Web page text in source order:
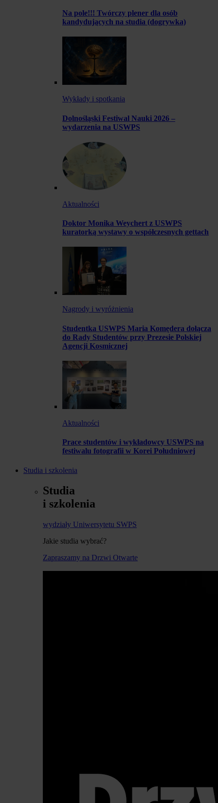
Na pole!!! Twórczy plener dla osób
kandydujących na studia (dogrywka)
Wykłady i spotkania
Dolnośląski Festiwal Nauki 2026 –
wydarzenia na USWPS
Aktualności
Doktor Monika Weychert z USWPS
kuratorką wystawy o współczesnych gettach
Nagrody i wyróżnienia
Studentka USWPS Maria Komędera dołącza
do Rady Studentów przy Prezesie Polskiej
Agencji Kosmicznej
Aktualności
Prace studentów i wykładowcy USWPS na
festiwalu fotografii w Korei Południowej
Studia i szkolenia
Studia
i szkolenia
wydziały Uniwersytetu SWPS
Jakie studia wybrać?
Zapraszamy na Drzwi Otwarte